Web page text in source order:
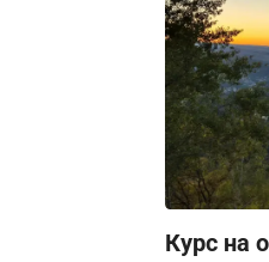
Курс на